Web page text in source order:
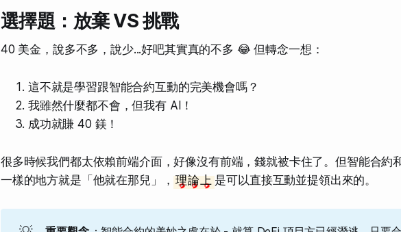
選擇題：放棄 VS 挑戰
40 美金，說多不多，說少...好吧其實真的不多 😂 但轉念一想：
這不就是學習跟智能合約互動的完美機會嗎？
我雖然什麼都不會，但我有 AI！
成功就賺 40 鎂！
很多時候我們都太依賴前端介面，好像沒有前端，錢就被卡住了。但智能合約
一樣的地方就是「他就在那兒」，理論上是可以直接互動並提領出來的。